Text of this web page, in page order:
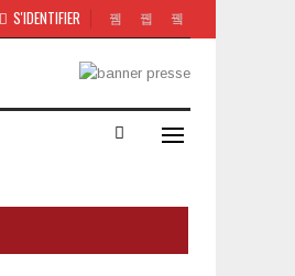
S'IDENTIFIER